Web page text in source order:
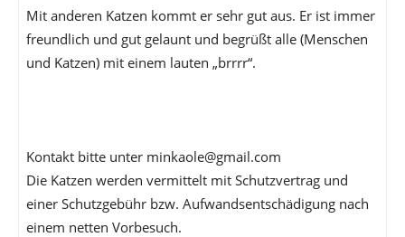
Mit anderen Katzen kommt er sehr gut aus. Er ist immer
freundlich und gut gelaunt und begrüßt alle (Menschen
und Katzen) mit einem lauten „brrrr“.
Kontakt bitte unter minkaole@gmail.com
Die Katzen werden vermittelt mit Schutzvertrag und
einer Schutzgebühr bzw. Aufwandsentschädigung nach
einem netten Vorbesuch.